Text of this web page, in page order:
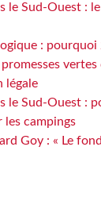
le Sud-Ouest :
: pourquoi
promesses
légale
le Sud-Ouest :
campings
Goy : « Le